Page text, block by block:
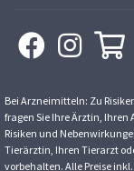
Bei Arzneimitteln: Zu
fragen Sie Ihre Ärztin,
Risiken und
Tierärztin, Ihren Tierarzt
vorbehalten. Alle Preise